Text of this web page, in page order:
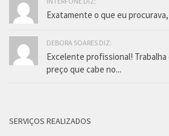
Exatamente o que eu
DEBORA SOARES DIZ:
Excelente profissional!
preço que cabe no...
SERVIÇOS REALIZADOS